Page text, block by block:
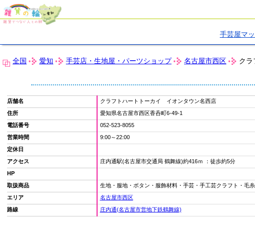
手芸屋マ
全国 愛知 手芸店・生地屋・パーツショップ 名古屋市西区 ク
店舗名
クラフトハートトーカイ イオンタウン名西店
住所
愛知県名古屋市西区香呑町6-49-1
電話番号
052-523-8055
営業時間
9:00～22:00
定休日
アクセス
庄内通駅(名古屋市交通局 鶴舞線)約416ｍ ：徒歩約5分
HP
取扱商品
生地・服地・ボタン・服飾材料・手芸・手工芸クラフト・毛糸
エリア
名古屋市西区
路線
庄内通(名古屋市営地下鉄鶴舞線)